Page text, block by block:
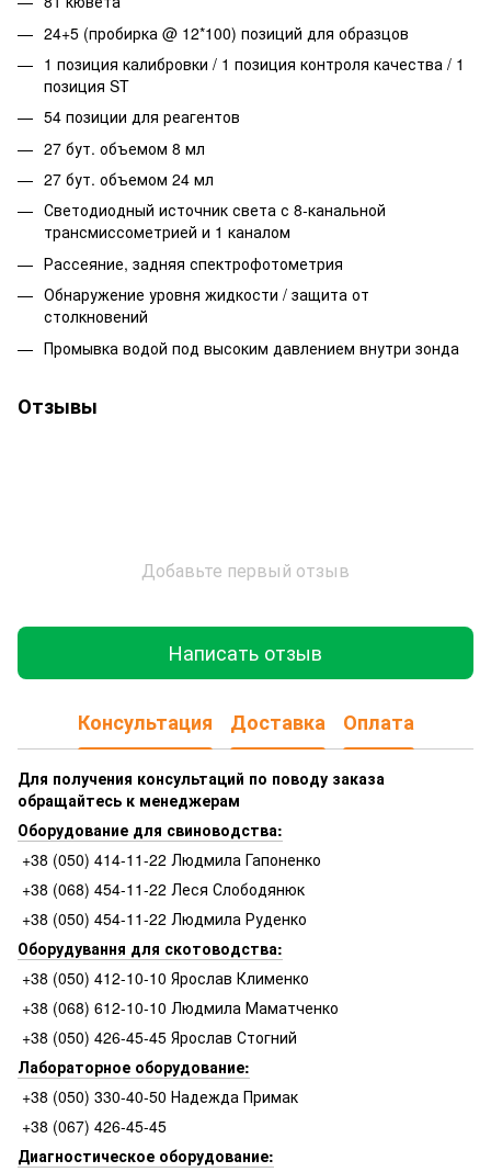
24+5 (пробирка @ 12*100) позиций для образцов
1 позиция калибровки / 1 позиция контроля качества / 1
позиция ST
54 позиции для реагентов
27 бут. объемом 8 мл
27 бут. объемом 24 мл
Светодиодный источник света с 8-канальной
трансмиссометрией и 1 каналом
Рассеяние, задняя спектрофотометрия
Обнаружение уровня жидкости / защита от
столкновений
Промывка водой под высоким давлением внутри зонда
Отзывы
Добавьте первый отзыв
Написать отзыв
Консультация Доставка Оплата
Для получения консультаций по поводу заказа
обращайтесь к менеджерам
Оборудование для свиноводства:
+38 (050) 414-11-22 Людмила Гапоненко
+38 (068) 454-11-22 Леся Слободянюк
+38 (050) 454-11-22 Людмила Руденко
Оборудування для скотоводства:
+38 (050) 412-10-10 Ярослав Клименко
+38 (068) 612-10-10 Людмила Маматченко
+38 (050) 426-45-45 Ярослав Стогний
Лабораторное оборудование:
+38 (050) 330-40-50 Надежда Примак
+38 (067) 426-45-45
Диагностическое оборудование: